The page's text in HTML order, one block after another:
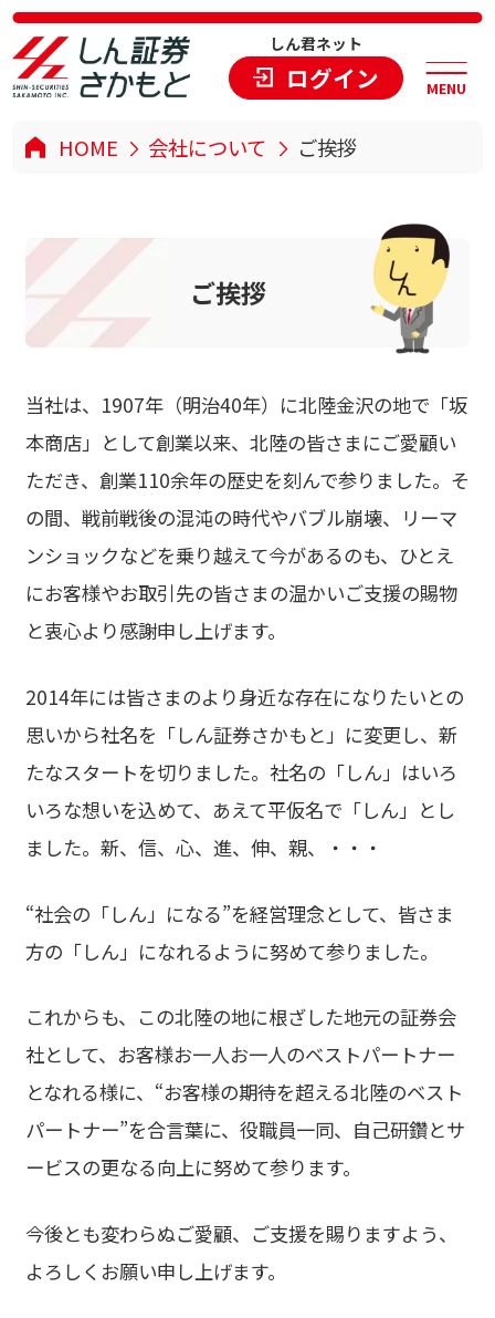
しん君ネット
ログイン MENU
HOME 会社について ご挨拶
ご挨拶
当社は、1907年（明治40年）に北陸金沢の地で「坂
本商店」として創業以来、北陸の皆さまにご愛顧い
ただき、創業110余年の歴史を刻んで参りました。そ
の間、戦前戦後の混沌の時代やバブル崩壊、リーマ
ンショックなどを乗り越えて今があるのも、ひとえ
にお客様やお取引先の皆さまの温かいご支援の賜物
と衷心より感謝申し上げます。
2014年には皆さまのより身近な存在になりたいとの
思いから社名を「しん証券さかもと」に変更し、新
たなスタートを切りました。社名の「しん」はいろ
いろな想いを込めて、あえて平仮名で「しん」とし
ました。新、信、心、進、伸、親、・・・
“社会の「しん」になる”を経営理念として、皆さま
方の「しん」になれるように努めて参りました。
これからも、この北陸の地に根ざした地元の証券会
社として、お客様お一人お一人のベストパートナー
となれる様に、“お客様の期待を超える北陸のベスト
パートナー”を合言葉に、役職員一同、自己研鑽とサ
ービスの更なる向上に努めて参ります。
今後とも変わらぬご愛顧、ご支援を賜りますよう、
よろしくお願い申し上げます。